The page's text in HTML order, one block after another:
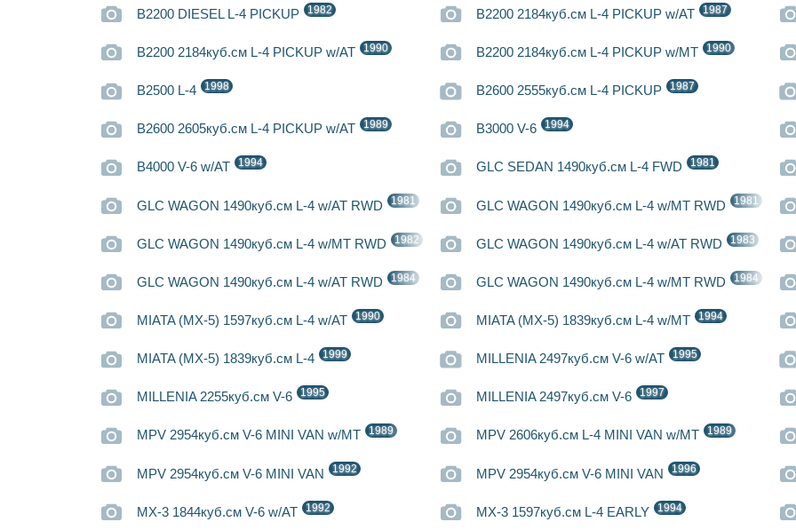
B2200 DIESEL L-4 PICKUP 1982 B2200 2184куб.см L-4 PICKUP w/AT 1987
B2200 2184куб.см L-4 PICKUP w/AT 1990 B2200 2184куб.см L-4 PICKUP w/MT 1990
B2500 L-4 1998 B2600 2555куб.см L-4 PICKUP 1987
B2600 2605куб.см L-4 PICKUP w/AT 1989 B3000 V-6 1994
B4000 V-6 w/AT 1994 GLC SEDAN 1490куб.см L-4 FWD 1981
GLC WAGON 1490куб.см L-4 w/AT RWD 1981 GLC WAGON 1490куб.см L-4 w/MT RWD 1981
GLC WAGON 1490куб.см L-4 w/MT RWD 1982 GLC WAGON 1490куб.см L-4 w/AT RWD 1983
GLC WAGON 1490куб.см L-4 w/AT RWD 1984 GLC WAGON 1490куб.см L-4 w/MT RWD 1984
MIATA (MX-5) 1597куб.см L-4 w/AT 1990 MIATA (MX-5) 1839куб.см L-4 w/MT 1994
MIATA (MX-5) 1839куб.см L-4 1999 MILLENIA 2497куб.см V-6 w/AT 1995
MILLENIA 2255куб.см V-6 1995 MILLENIA 2497куб.см V-6 1997
MPV 2954куб.см V-6 MINI VAN w/MT 1989 MPV 2606куб.см L-4 MINI VAN w/MT 1989
MPV 2954куб.см V-6 MINI VAN 1992 MPV 2954куб.см V-6 MINI VAN 1996
MX-3 1844куб.см V-6 w/AT 1992 MX-3 1597куб.см L-4 EARLY 1994